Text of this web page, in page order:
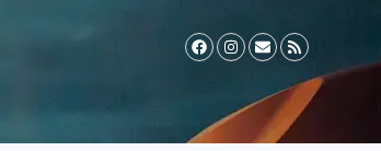
Vermieter werden FAQ